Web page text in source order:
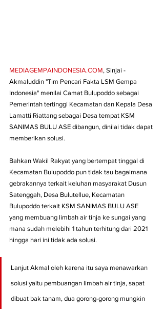
MEDIAGEMPAINDONESIA.COM, Sinjai -
Akmaluddin "Tim Pencari Fakta LSM Gempa
Indonesia" menilai Camat Bulupoddo sebagai
Pemerintah tertinggi Kecamatan dan Kepala Desa
Lamatti Riattang sebagai Desa tempat KSM
SANIMAS BULU ASE dibangun, dinilai tidak dapat
memberikan solusi.
Bahkan Wakil Rakyat yang bertempat tinggal di
Kecamatan Bulupoddo pun tidak tau bagaimana
gebrakannya terkait keluhan masyarakat Dusun
Satenggah, Desa Bulutellue, Kecamatan
Bulupoddo terkait KSM SANIMAS BULU ASE
yang membuang limbah air tinja ke sungai yang
mana sudah melebihi 1 tahun terhitung dari 2021
hingga hari ini tidak ada solusi.
Lanjut Akmal oleh karena itu saya menawarkan
solusi yaitu pembuangan limbah air tinja, sapat
dibuat bak tanam, dua gorong-gorong mungkin